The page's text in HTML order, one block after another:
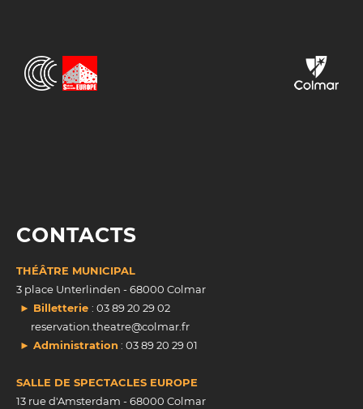
CONTACTS
THÉÂTRE MUNICIPAL
3 place Unterlinden - 68000 Colmar
► Billetterie : 03 89 20 29 02
reservation.theatre@colmar.fr
► Administration : 03 89 20 29 01
SALLE DE SPECTACLES EUROPE
13 rue d'Amsterdam - 68000 Colmar